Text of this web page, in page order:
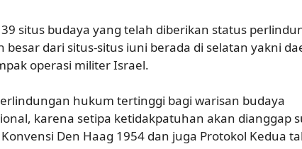
situs budaya yang telah diberikan status
dari situs-situs iuni berada di selatan yakni
operasi militer Israel.
hukum tertinggi bagi warisan budaya
karena setipa ketidakpatuhan akan dianggap
Den Haag 1954 dan juga Protokol Kedua